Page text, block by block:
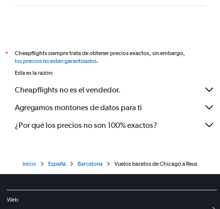
*
Cheapflights siempre trata de obtener precios exactos, sin embargo,
los precios no están garantizados.
Esta es la razón:
Cheapflights no es el vendedor.
Agregamos montones de datos para ti
¿Por qué los precios no son 100% exactos?
Inicio España Barcelona Vuelos baratos de Chicago a Reus
Web